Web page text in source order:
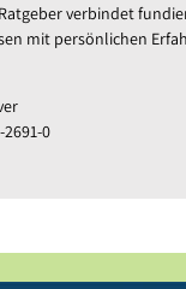
verbindet
mit persönlichen
2691-0